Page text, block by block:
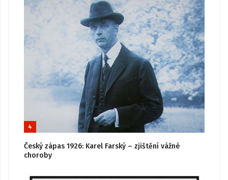
4
Český zápas 1926: Karel Farský – zjištění vážné
choroby